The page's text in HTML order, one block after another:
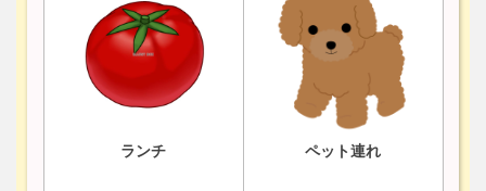
ランチ ペット連れ